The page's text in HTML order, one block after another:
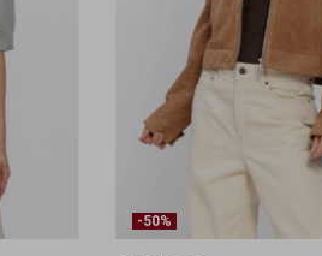
-50%